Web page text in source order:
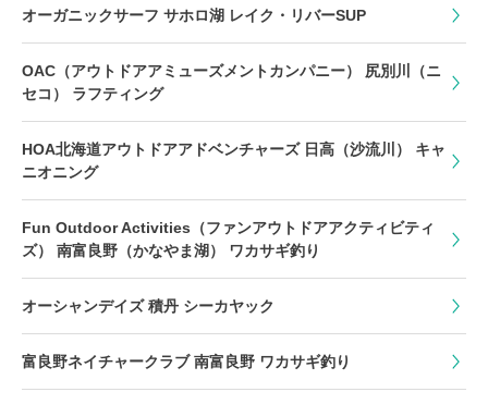
オーガニックサーフ サホロ湖 レイク・リバーSUP
OAC（アウトドアアミューズメントカンパニー） 尻別川（ニ
セコ） ラフティング
HOA北海道アウトドアアドベンチャーズ 日高（沙流川） キャ
ニオニング
Fun Outdoor Activities（ファンアウトドアアクティビティ
ズ） 南富良野（かなやま湖） ワカサギ釣り
オーシャンデイズ 積丹 シーカヤック
富良野ネイチャークラブ 南富良野 ワカサギ釣り